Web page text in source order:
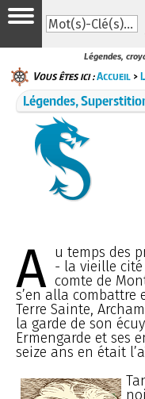
Légendes,
Vous êtes ici :Accueil >
Légendes,
A u temps des
- la vieille
comte de
s’en alla
Terre Sainte,
la garde de son
Ermengarde et ses
seize ans en était